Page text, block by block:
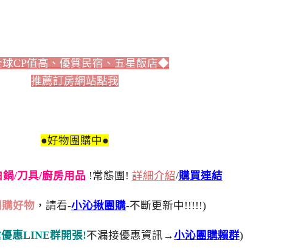
CP值高、優質民宿、五星飯店◆
推薦訂房網站點我
●好物團購中●
/刀具/廚房用品 !常態團! 詳細介紹/購買連結
好物 ，請看-小沁揪團購-不斷更新中!!!!!)
惠LINE群開張!不漏接優惠資訊→小沁團購賴群)